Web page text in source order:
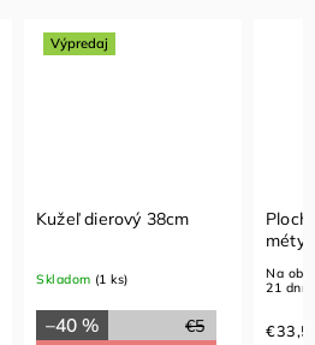
Výpredaj
Kužeľ dierový 38cm
Skladom (1 ks)
€5
–40 %
méty
Na
21 dní